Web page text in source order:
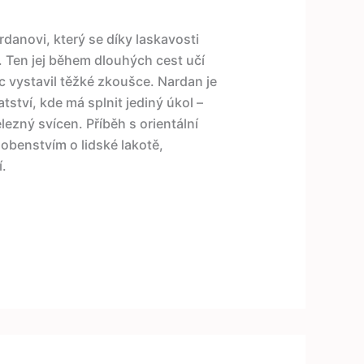
který se díky laskavosti
jej během dlouhých cest učí
vystavil těžké zkoušce. Nardan je
kde má splnit jediný úkol –
svícen. Příběh s orientální
o lidské lakotě,